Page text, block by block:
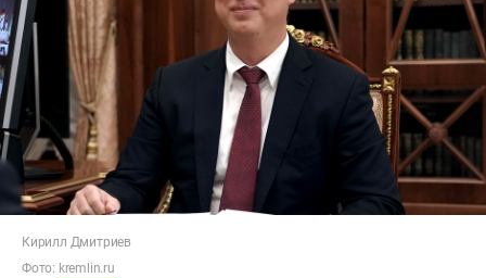
Кирилл Дмитриев
Фото: kremlin.ru